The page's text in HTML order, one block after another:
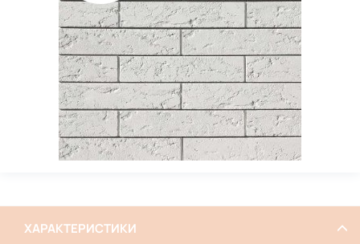
ХАРАКТЕРИСТИКИ